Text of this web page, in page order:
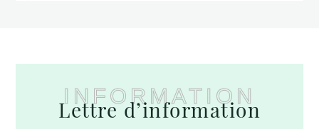
INFORMATION
Lettre d’information